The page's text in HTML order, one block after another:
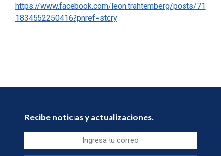
https://www.facebook.com/leon.trahtemberg/posts/71
1834552250416?pnref=story
Recibe noticias y actualizaciones.